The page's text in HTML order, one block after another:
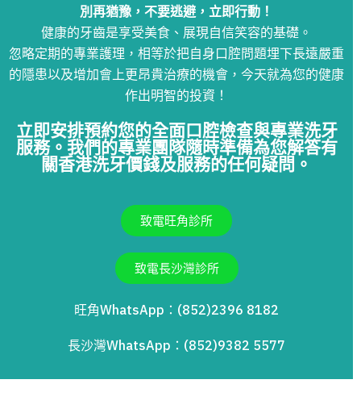
別再猶豫，不要逃避，立即行動！
健康的牙齒是享受美食、展現自信笑容的基礎。
忽略定期的專業護理，相等於把自身口腔問題埋下長遠嚴重
的隱患以及增加會上更昂貴治療的機會，今天就為您的健康
作出明智的投資！
立即安排預約您的全面口腔檢查與專業洗牙
服務。我們的專業團隊隨時準備為您解答有
關香港洗牙價錢及服務的任何疑問。
致電旺角診所
致電長沙灣診所
旺角WhatsApp：(852)2396 8182
長沙灣WhatsApp：(852)9382 5577